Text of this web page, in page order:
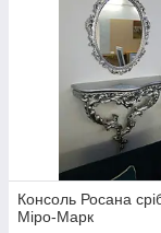
Консоль Росана
Міро-Марк